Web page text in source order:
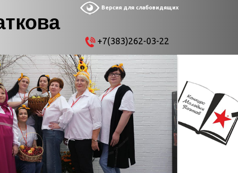
Версия для слабовидящих
+7(383)262-03-22